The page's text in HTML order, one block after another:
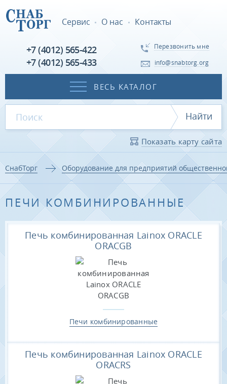
Сервис О нас Контакты
+7 (4012) 565-422
+7 (4012) 565-433
Перезвонить мне
info@snabtorg.org
ВЕСЬ КАТАЛОГ
Найти
Показать карту сайта
СнабТорг Оборудование для предприятий
ПЕЧИ КОМБИНИРОВАННЫЕ
Печь комбинированная Lainox ORACLE
ORACGB
Печи комбинированные
Печь комбинированная Lainox ORACLE
ORACRS